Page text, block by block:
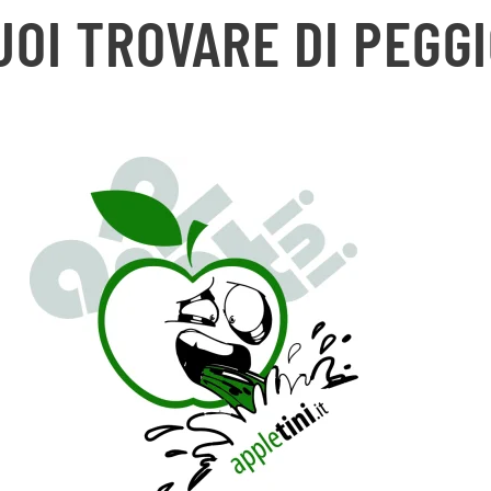
TROVARE DI